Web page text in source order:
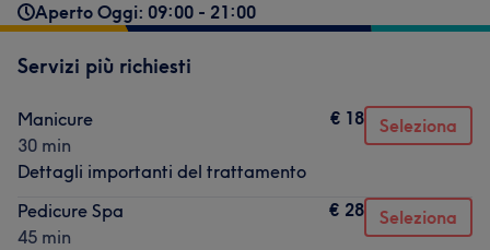
Aperto Oggi: 09:00 - 21:00
Servizi più richiesti
Manicure
30 min
Dettagli importanti del trattamento
€ 18 Seleziona
Pedicure Spa
45 min
€ 28 Seleziona